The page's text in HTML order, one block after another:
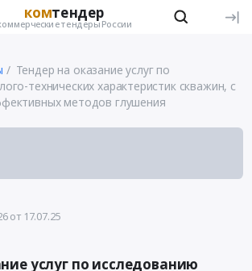
комтендер
тендеры России
Тендер на оказание услуг по
технических характеристик скважин, с
методов глушения
от 17.07.25
услуг по исследованию